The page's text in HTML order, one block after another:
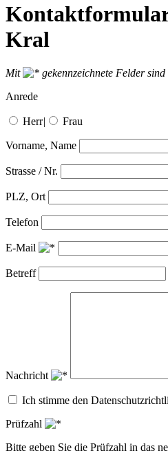
Kral
Mit
gekennzeichnete Felder
Anrede
Herr| Frau
Vorname, Name
Strasse / Nr.
PLZ, Ort
Telefon
E-Mail
Betreff
Nachricht
Ich stimme den
Prüfzahl
Bitte geben Sie die Prüfzahl in das